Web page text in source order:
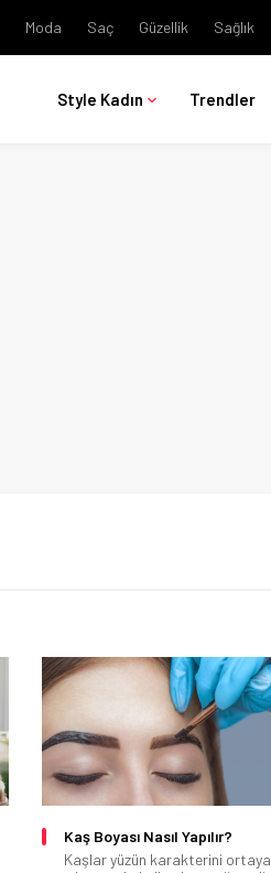
Moda Saç Güzellik Sağlık
Style Kadın Trendler
Kaş Boyası Nasıl Yapılır?
Kaşlar yüzün karakterini ortaya